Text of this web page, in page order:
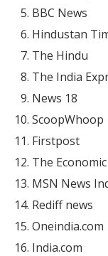
BBC News
Hindustan
The Hindu
The India
News 18
ScoopWhoop
Firstpost
The
MSN News
Rediff news
Oneindia.com
India.com